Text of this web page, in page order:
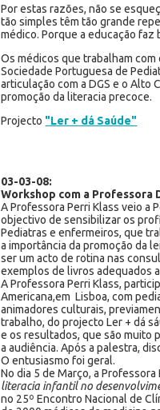
Por estas razões, não se
tão simples têm tão grande
médico. Porque a educação faz
Os médicos que trabalham
Sociedade Portuguesa de
articulação com a DGS e o Alto
promoção da literacia precoce.
Projecto "Ler + dá Saúde"
03-03-08:
Workshop com a Professora
A Professora Perri Klass veio a
objectivo de sensibilizar os
Pediatras e enfermeiros, que
a importância da promoção da
ser um acto de rotina nas
exemplos de livros adequados
A Professora Perri Klass,
Americana,em Lisboa, com
animadores culturais,
trabalho, do projecto Ler + dá
e os resultados, que são muito
a audiência. Após a palestra,
O entusiasmo foi geral.
No dia 5 de Março, a
literacia infantil no
no 25º Encontro Nacional de